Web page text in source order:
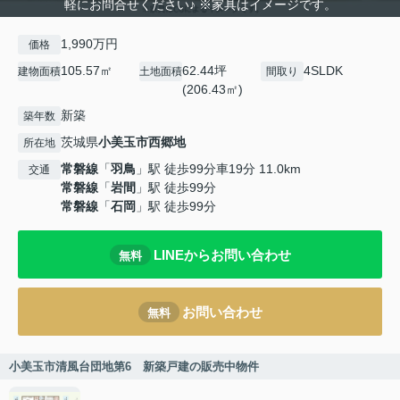
軽にお問合せください♪ ※家具はイメージです。
価格 1,990万円
建物面積105.57㎡ 土地面積62.44坪
(206.43㎡)
間取り 4SLDK
築年数 新築
所在地 茨城県小美玉市西郷地
交通 常磐線 「羽鳥 」駅 徒歩99分車19分 11.0km
常磐線 「岩間 」駅 徒歩99分
常磐線 「石岡 」駅 徒歩99分
無料 LINEからお問い合わせ
無料 お問い合わせ
小美玉市清風台団地第6 新築戸建の販売中物件